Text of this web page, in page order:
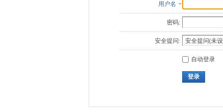
用户名
密码:
安全提问:
自动登录
登录